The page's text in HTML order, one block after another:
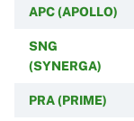
APC (APOLLO)
SNG
(SYNERGA)
PRA (PRIME)